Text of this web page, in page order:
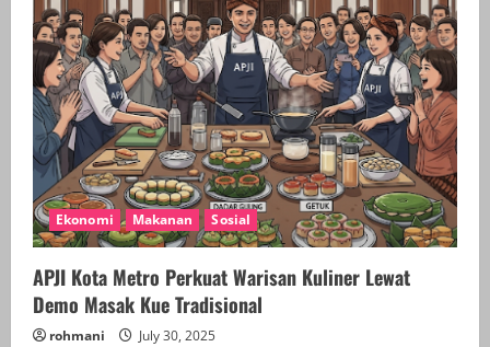
Ekonomi Makanan Sosial
APJI Kota Metro Perkuat Warisan Kuliner Lewat
Demo Masak Kue Tradisional
rohmani July 30, 2025